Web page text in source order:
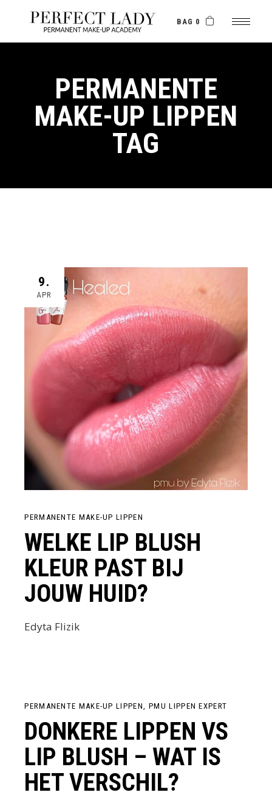
BAG 0
PERMANENTE
MAKE-UP LIPPEN
TAG
9.
APR
PERMANENTE MAKE-UP LIPPEN
WELKE LIP BLUSH
KLEUR PAST BIJ
JOUW HUID?
Edyta Flizik
PERMANENTE MAKE-UP LIPPEN PMU LIPPEN EXPERT
DONKERE LIPPEN VS
LIP BLUSH – WAT IS
HET VERSCHIL?